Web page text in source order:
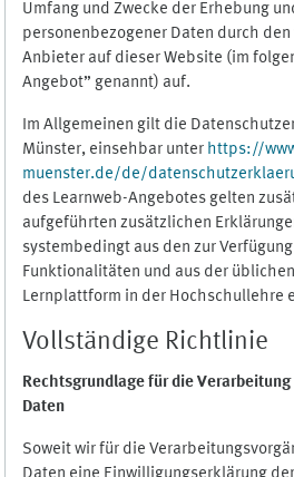
Umfang und Zwecke der Erhebung
personenbezogener Daten durch
Anbieter auf dieser Website (im
Angebot” genannt) auf.
Im Allgemeinen gilt die
Münster, einsehbar unter https://
muenster.de/de/
des Learnweb-Angebotes gelten
aufgeführten zusätzlichen
systembedingt aus den zur
Funktionalitäten und aus der
Lernplattform in der Hochschullehre
Vollständige Richtlinie
Rechtsgrundlage für die
Daten
Soweit wir für die